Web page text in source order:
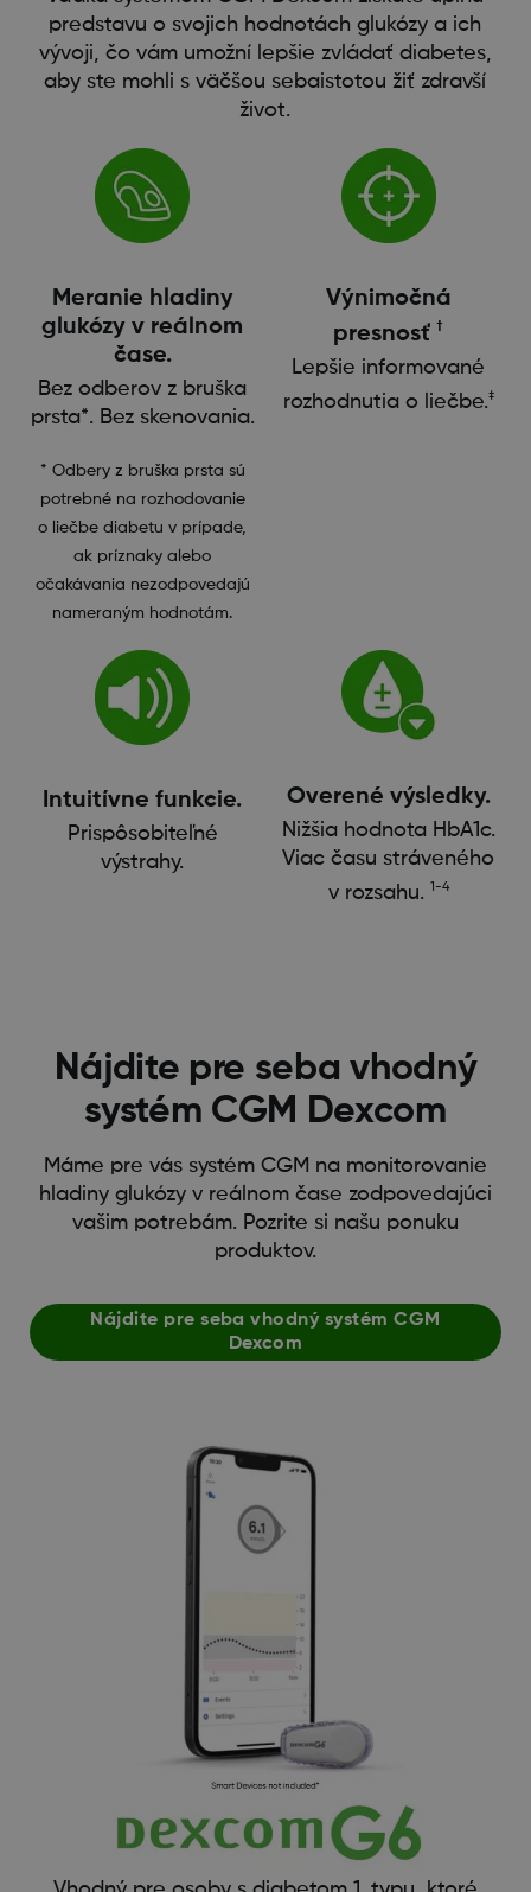
predstavu o svojich hodnotách glukózy a ich
vývoji, čo vám umožní lepšie zvládať diabetes,
aby ste mohli s väčšou sebaistotou žiť zdravší
život.
Meranie hladiny
glukózy v reálnom
čase.
Bez odberov z bruška
prsta*. Bez skenovania.
* Odbery z bruška prsta sú
potrebné na rozhodovanie
o liečbe diabetu v prípade,
ak príznaky alebo
očakávania nezodpovedajú
nameraným hodnotám.
Výnimočná
presnosť †
Lepšie informované
rozhodnutia o liečbe.‡
Intuitívne funkcie.
Prispôsobiteľné
výstrahy.
Overené výsledky.
Nižšia hodnota HbA1c.
Viac času stráveného
v rozsahu. 1-4
Nájdite pre seba vhodný
systém CGM Dexcom
Máme pre vás systém CGM na monitorovanie
hladiny glukózy v reálnom čase zodpovedajúci
vašim potrebám. Pozrite si našu ponuku
produktov.
Nájdite pre seba vhodný systém CGM
Dexcom